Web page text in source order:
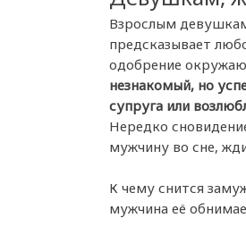
Взрослым
предсказывает
одобрение
незнакомый, но
супруга или
Нередко
мужчину во сне,
К чему снится
мужчина её